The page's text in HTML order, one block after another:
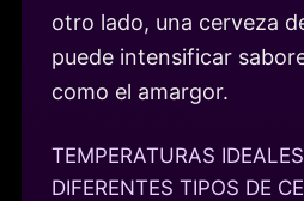
otro lado, una cerveza
puede intensificar
como el amargor.
TEMPERATURAS
DIFERENTES TIPOS DE